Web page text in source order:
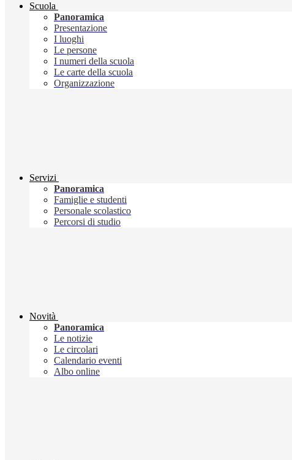
Scuola
Panoramica
Presentazione
I luoghi
Le persone
I numeri della scuola
Le carte della scuola
Organizzazione
Servizi
Panoramica
Famiglie e studenti
Personale scolastico
Percorsi di studio
Novità
Panoramica
Le notizie
Le circolari
Calendario eventi
Albo online